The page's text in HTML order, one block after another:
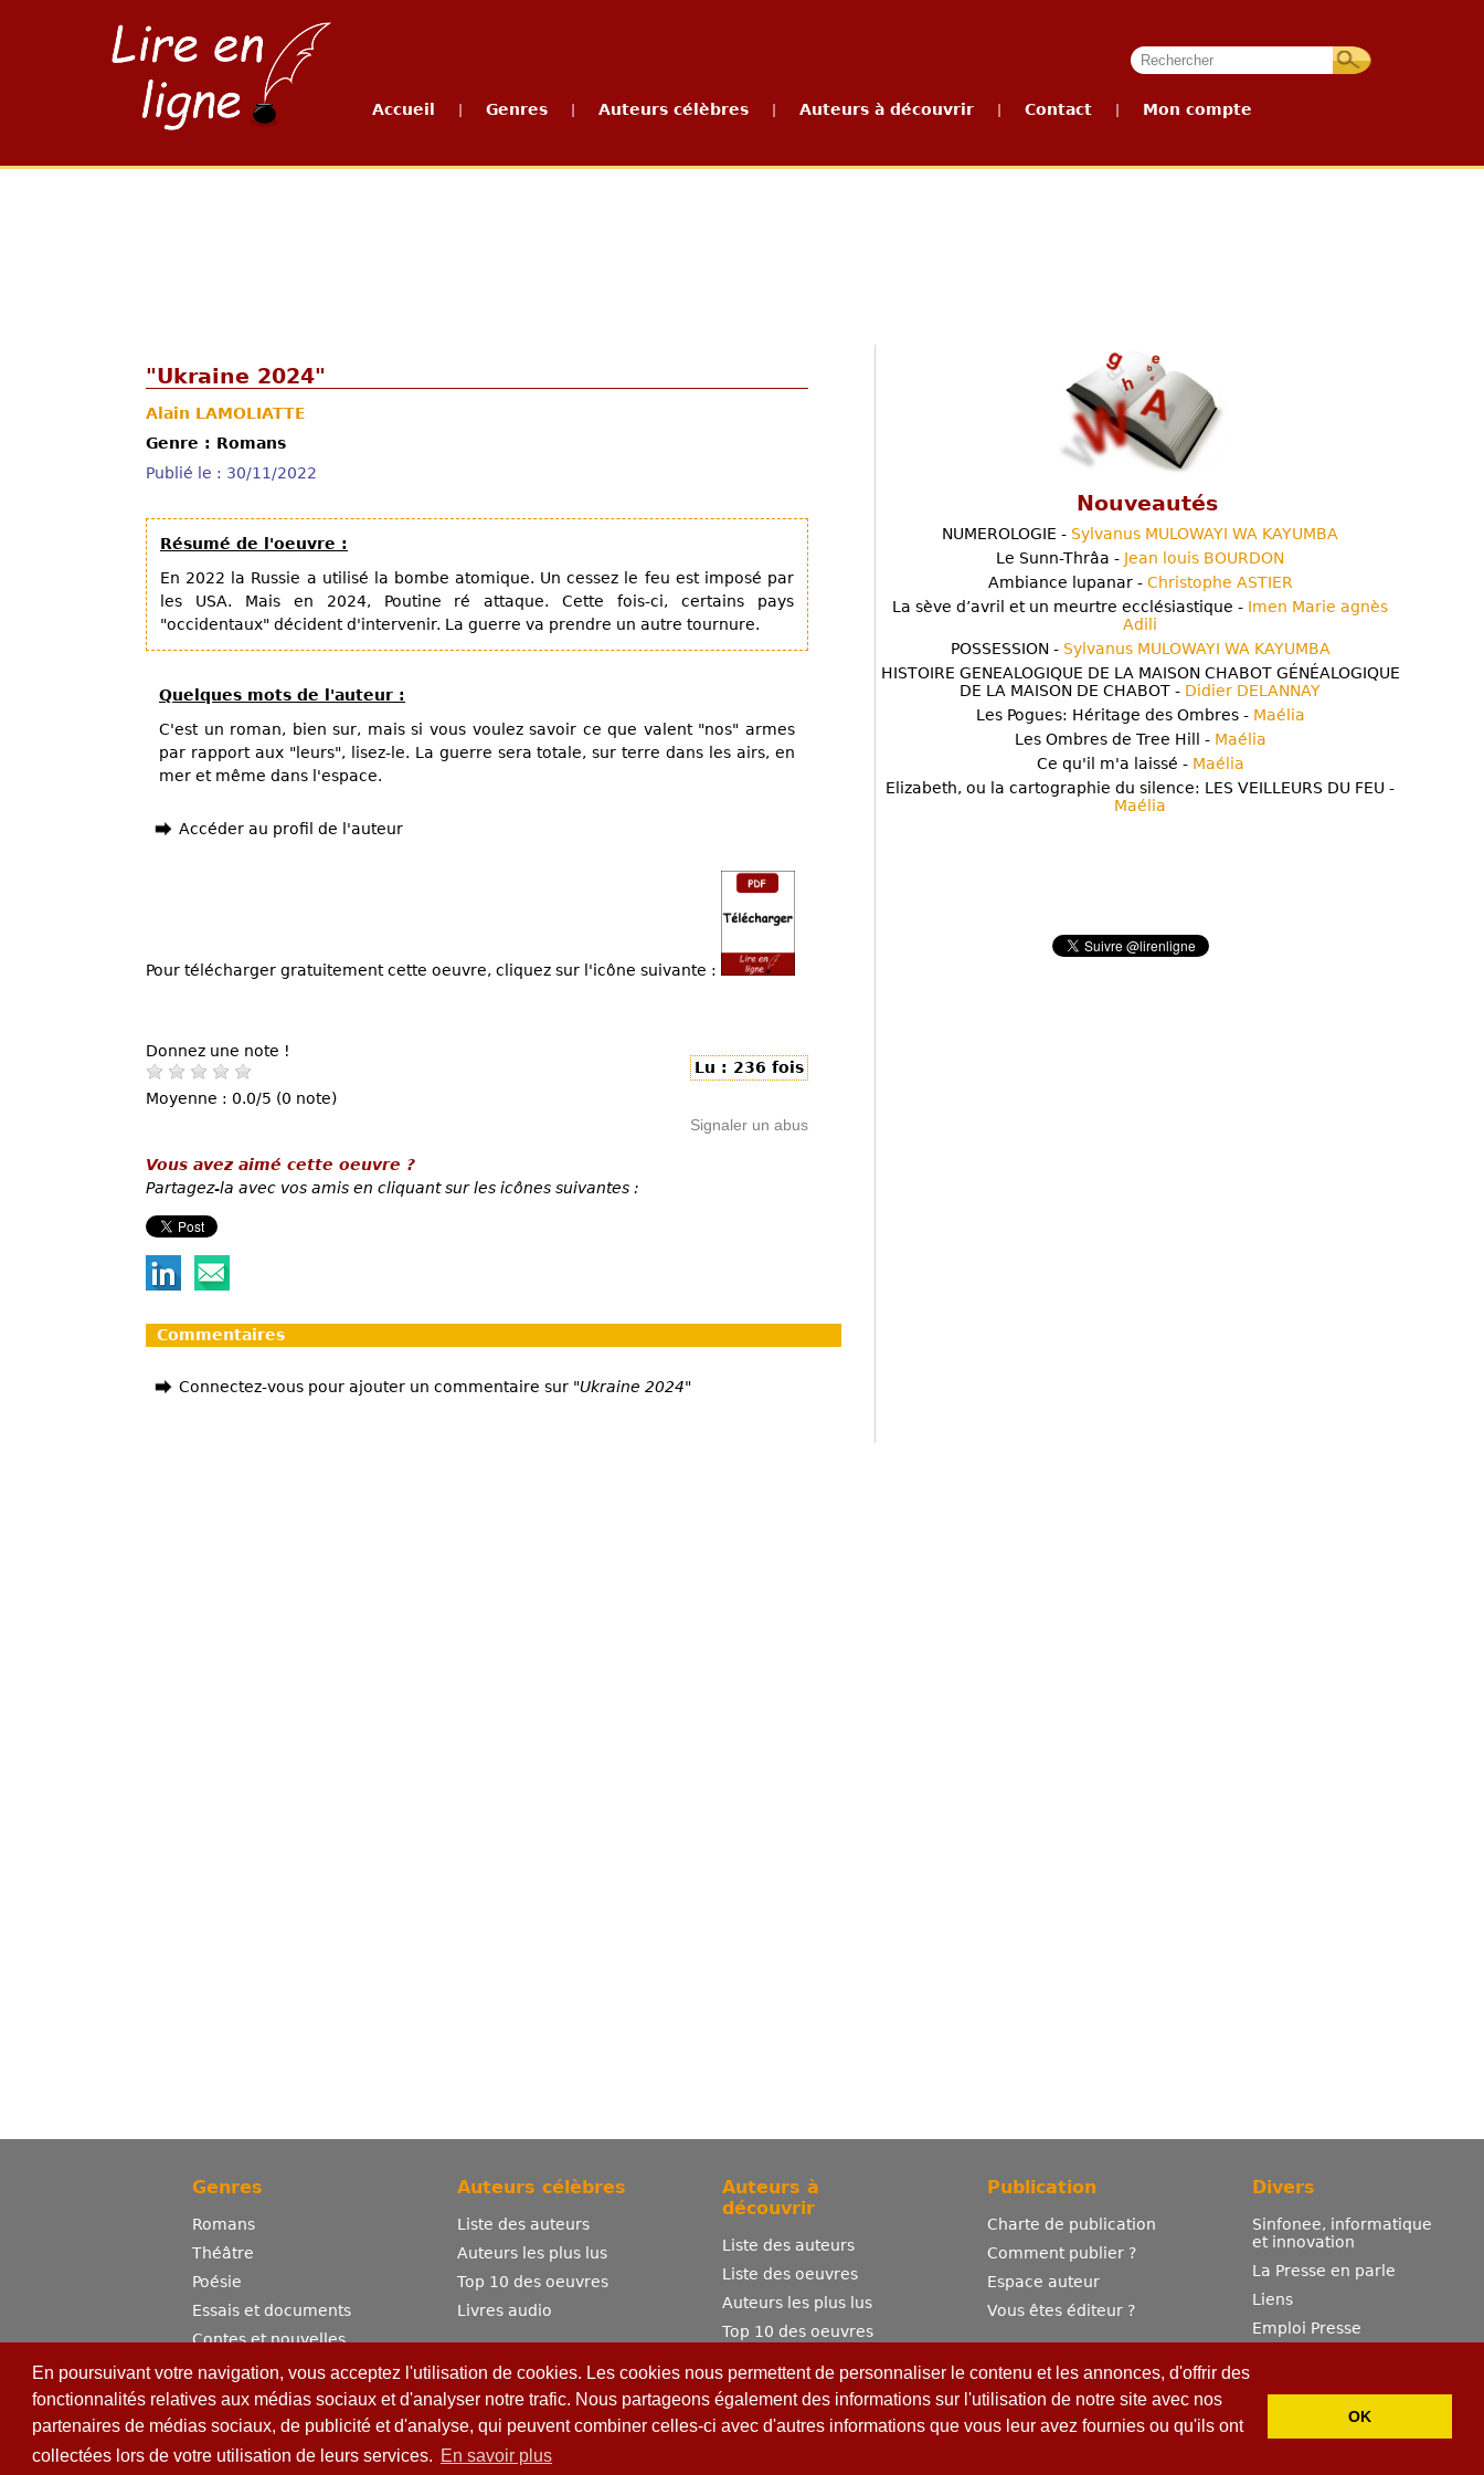
En poursuivant votre navigation, vous acceptez l'utilisation de cookies. Les cookies nous permettent de personnaliser le contenu et les annonces, d'offrir des
fonctionnalités relatives aux médias sociaux et d'analyser notre trafic. Nous partageons également des informations sur l'utilisation de notre site avec nos
partenaires de médias sociaux, de publicité et d'analyse, qui peuvent combiner celles-ci avec d'autres informations que vous leur avez fournies ou qu'ils ont
collectées lors de votre utilisation de leurs services. En savoir plus
OK
Accueil Genres Auteurs célèbres Auteurs à découvrir Contact Mon compte
"Ukraine 2024"
Alain LAMOLIATTE
Genre : Romans
Publié le : 30/11/2022
Résumé de l'oeuvre :
En 2022 la Russie a utilisé la bombe atomique. Un cessez le feu est imposé par
les USA. Mais en 2024, Poutine ré attaque. Cette fois-ci, certains pays
"occidentaux" décident d'intervenir. La guerre va prendre un autre tournure.
Quelques mots de l'auteur :
C'est un roman, bien sur, mais si vous voulez savoir ce que valent "nos" armes
par rapport aux "leurs", lisez-le. La guerre sera totale, sur terre dans les airs, en
mer et même dans l'espace.
Accéder au profil de l'auteur
Pour télécharger gratuitement cette oeuvre, cliquez sur l'icône suivante :
Donnez une note !
Moyenne : 0.0/5 (0 note)
Lu : 236 fois
Signaler un abus
Vous avez aimé cette oeuvre ?
Partagez-la avec vos amis en cliquant sur les icônes suivantes :
Commentaires
Connectez-vous pour ajouter un commentaire sur "Ukraine 2024"
Nouveautés
NUMEROLOGIE - Sylvanus MULOWAYI WA KAYUMBA
Le Sunn-Thrâa - Jean louis BOURDON
Ambiance lupanar - Christophe ASTIER
La sève d’avril et un meurtre ecclésiastique - Imen Marie agnès
Adili
POSSESSION - Sylvanus MULOWAYI WA KAYUMBA
HISTOIRE GENEALOGIQUE DE LA MAISON CHABOT GÉNÉALOGIQUE
DE LA MAISON DE CHABOT - Didier DELANNAY
Les Pogues: Héritage des Ombres - Maélia
Les Ombres de Tree Hill - Maélia
Ce qu'il m'a laissé - Maélia
Elizabeth, ou la cartographie du silence: LES VEILLEURS DU FEU -
Maélia
Genres
Romans
Théâtre
Poésie
Essais et documents
Contes et nouvelles
Dictionnaire
Sciences
Bandes dessinées
Erotisme
Auteurs célèbres
Liste des auteurs
Auteurs les plus lus
Top 10 des oeuvres
Livres audio
Auteurs à
découvrir
Liste des auteurs
Liste des oeuvres
Auteurs les plus lus
Top 10 des oeuvres
Publication
Charte de publication
Comment publier ?
Espace auteur
Vous êtes éditeur ?
Divers
Sinfonee, informatique
et innovation
La Presse en parle
Liens
Emploi Presse